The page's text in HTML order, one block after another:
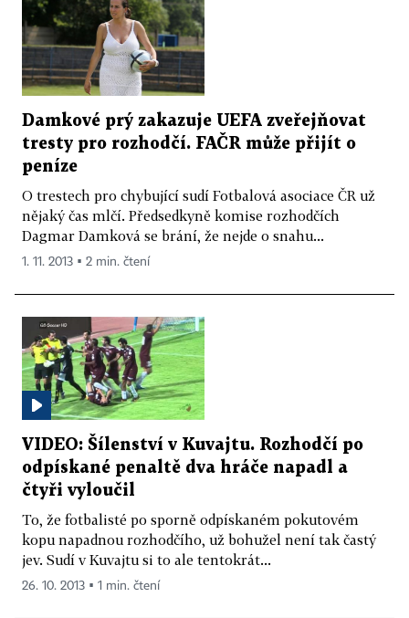
Damkové prý zakazuje UEFA zveřejňovat
tresty pro rozhodčí. FAČR může přijít o
peníze
O trestech pro chybující sudí Fotbalová asociace ČR už
nějaký čas mlčí. Předsedkyně komise rozhodčích
Dagmar Damková se brání, že nejde o snahu...
1. 11. 2013 ▪ 2 min. čtení
VIDEO: Šílenství v Kuvajtu. Rozhodčí po
odpískané penaltě dva hráče napadl a
čtyři vyloučil
To, že fotbalisté po sporně odpískaném pokutovém
kopu napadnou rozhodčího, už bohužel není tak častý
jev. Sudí v Kuvajtu si to ale tentokrát...
26. 10. 2013 ▪ 1 min. čtení